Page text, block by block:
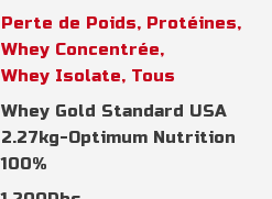
Perte de Poids, Protéines,
Whey Concentrée,
Whey Isolate, Tous
Whey Gold Standard USA
2.27kg-Optimum Nutrition
100%